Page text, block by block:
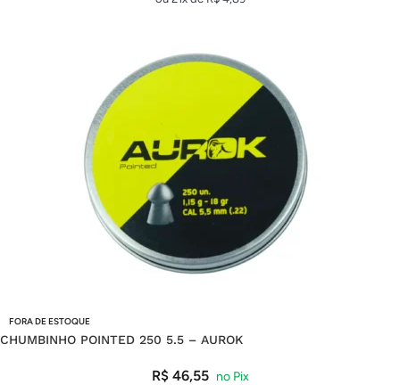
FORA DE ESTOQUE
CHUMBINHO POINTED 250 5.5 – AUROK
R$46,55